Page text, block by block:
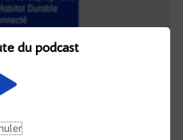
du podcast